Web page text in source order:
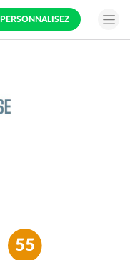
PERSONNALISEZ
55